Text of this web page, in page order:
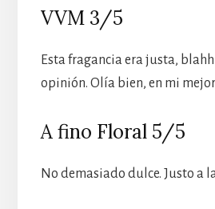
VVM 3/5
Esta fragancia era justa,
opinión. Olía bien, en mi
A fino Floral 5/5
No demasiado dulce. Justo a